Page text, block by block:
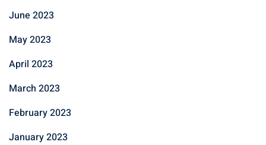
June 2023
May 2023
April 2023
March 2023
February 2023
January 2023